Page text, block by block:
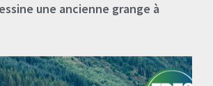
une ancienne grange à